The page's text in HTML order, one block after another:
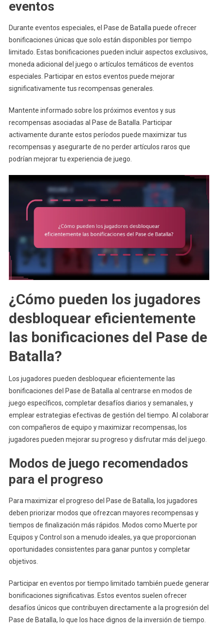
eventos
Durante eventos especiales, el Pase de Batalla puede ofrecer
bonificaciones únicas que solo están disponibles por tiempo
limitado. Estas bonificaciones pueden incluir aspectos exclusivos,
moneda adicional del juego o artículos temáticos de eventos
especiales. Participar en estos eventos puede mejorar
significativamente tus recompensas generales.
Mantente informado sobre los próximos eventos y sus
recompensas asociadas al Pase de Batalla. Participar
activamente durante estos períodos puede maximizar tus
recompensas y asegurarte de no perder artículos raros que
podrían mejorar tu experiencia de juego.
¿Cómo pueden los jugadores
desbloquear eficientemente
las bonificaciones del Pase de
Batalla?
Los jugadores pueden desbloquear eficientemente las
bonificaciones del Pase de Batalla al centrarse en modos de
juego específicos, completar desafíos diarios y semanales, y
emplear estrategias efectivas de gestión del tiempo. Al colaborar
con compañeros de equipo y maximizar recompensas, los
jugadores pueden mejorar su progreso y disfrutar más del juego.
Modos de juego recomendados
para el progreso
Para maximizar el progreso del Pase de Batalla, los jugadores
deben priorizar modos que ofrezcan mayores recompensas y
tiempos de finalización más rápidos. Modos como Muerte por
Equipos y Control son a menudo ideales, ya que proporcionan
oportunidades consistentes para ganar puntos y completar
objetivos.
Participar en eventos por tiempo limitado también puede generar
bonificaciones significativas. Estos eventos suelen ofrecer
desafíos únicos que contribuyen directamente a la progresión del
Pase de Batalla, lo que los hace dignos de la inversión de tiempo.